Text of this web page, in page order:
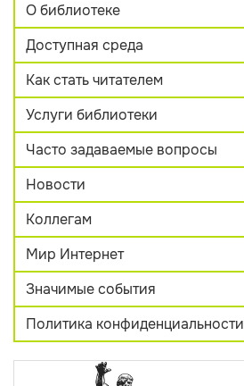
О библиотеке
Доступная среда
Как стать читателем
Услуги библиотеки
Часто задаваемые вопросы
Новости
Коллегам
Мир Интернет
Значимые события
Политика конфиденциальности